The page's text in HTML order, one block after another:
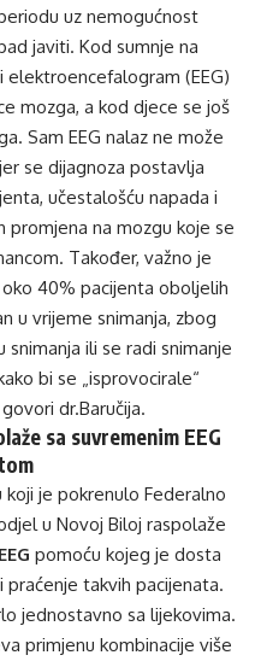
uz nemogućnost
javiti. Kod sumnje na
(EEG)
mozga, a kod djece se još
Sam EEG nalaz ne može
se dijagnoza postavlja
učestalošću napada i
na mozgu koje se
Također, važno je
40% pacijenta oboljelih
u vrijeme snimanja, zbog
ili se radi snimanje
bi se „isprovocirale“
dr.Baručija.
sa suvremenim EEG
koji je pokrenulo Federalno
u Novoj Biloj raspolaže
EEG pomoću kojeg je dosta
takvih pacijenata.
jednostavno sa lijekovima.
primjenu kombinacije više